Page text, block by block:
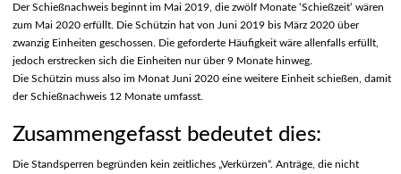
Der Schießnachweis beginnt im Mai 2019, die zwölf Monate ‘Schießzeit‘ wären
zum Mai 2020 erfüllt. Die Schützin hat von Juni 2019 bis März 2020 über
zwanzig Einheiten geschossen. Die geforderte Häufigkeit wäre allenfalls erfüllt,
jedoch erstrecken sich die Einheiten nur über 9 Monate hinweg.
Die Schützin muss also im Monat Juni 2020 eine weitere Einheit schießen, damit
der Schießnachweis 12 Monate umfasst.
Zusammengefasst bedeutet dies:
Die Standsperren begründen kein zeitliches „Verkürzen“. Anträge, die nicht